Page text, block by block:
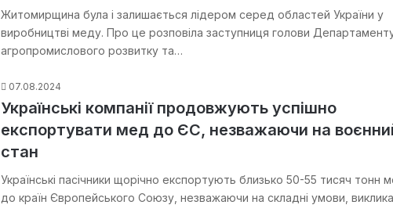
Житомирщина була і залишається лідером серед областей України у
виробництві меду. Про це розповіла заступниця голови
агропромислового розвитку та…
07.08.2024
Українські компанії продовжують успішно
експортувати мед до ЄС, незважаючи на
стан
Українські пасічники щорічно експортують близько 50-55 тисяч тонн
до країн Європейського Союзу, незважаючи на складні умови,